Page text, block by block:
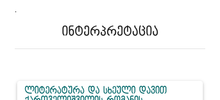
.
ინტერპრეტაცია
ლიტერატურა და სხეული დავით